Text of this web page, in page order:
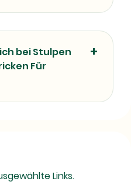
bei Stulpen
Für
Links.